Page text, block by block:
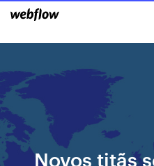
Novos titãs